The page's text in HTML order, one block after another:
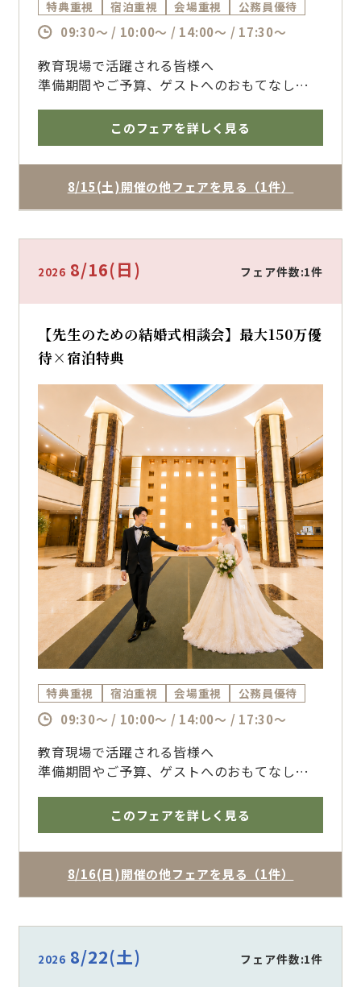
特典重視 宿泊重視 会場重視 公務員優待
09:30～ / 10:00～ / 14:00～ / 17:30～
教育現場で活躍される皆様へ
準備期間やご予算、ゲストへのおもてなしま
ホテルの安心感と貸切ウェディングの魅力を体
感いただけます
博多で結婚式を挙げるならザ・フォレストテラ
ス博多のブライダルフェアへ
このフェアを詳しく見る
8/15(土)開催の他フェアを見る（1件）
2026 8/16(日) フェア件数:1件
【先生のための結婚式相談会】最大150万優
待×宿泊特典
特典重視 宿泊重視 会場重視 公務員優待
09:30～ / 10:00～ / 14:00～ / 17:30～
教育現場で活躍される皆様へ
準備期間やご予算、ゲストへのおもてなしま
ホテルの安心感と貸切ウェディングの魅力を体
感いただけます
博多で結婚式を挙げるならザ・フォレストテラ
ス博多のブライダルフェアへ
このフェアを詳しく見る
8/16(日)開催の他フェアを見る（1件）
2026 8/22(土) フェア件数:1件